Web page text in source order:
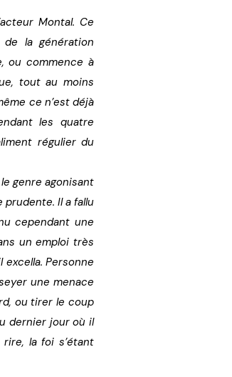
Montal. Ce
la génération
ou commence à
tout au moins
ce n’est déjà
les quatre
régulier du
genre agonisant
prudente. Il a fallu
cependant une
un emploi très
Personne
une menace
ou tirer le coup
dernier jour où il
la foi s’étant